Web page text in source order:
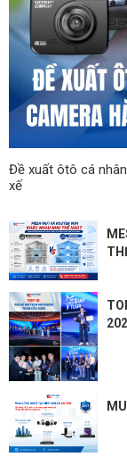
Đề xuất ôtô cá
xế